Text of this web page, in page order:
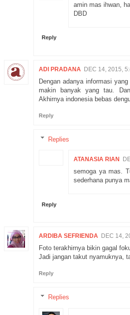
amin mas ihwan,
DBD
Reply
ADI PRADANA DEC 14, 2015,
Dengan adanya informasi
makin banyak yang tau.
Akhirnya indonesia bebas
Reply
Replies
ATANASIA RIAN
semoga ya mas.
sederhana punya
Reply
ARDIBA SEFRIENDA DEC 14,
Foto terakhirnya bikin gagal
Jadi jangan takut nyamuknya,
Reply
Replies